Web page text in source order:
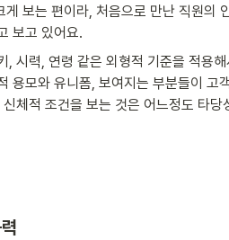
보는 편이라, 처음으로 만난 직원의
보고 있어요.
, 시력, 연령 같은 외형적 기준을 적용
용모와 유니폼, 보여지는 부분들이 고
체적 조건을 보는 것은 어느정도 타당